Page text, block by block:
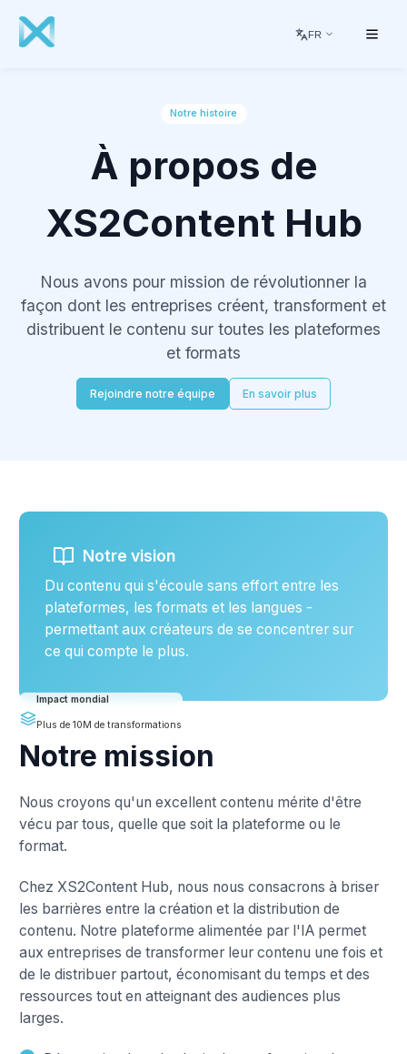
FR
Notre histoire
À propos de
XS2Content Hub
Nous avons pour mission de révolutionner la
façon dont les entreprises créent, transforment et
distribuent le contenu sur toutes les plateformes
et formats
Rejoindre notre équipe En savoir plus
Notre vision
Du contenu qui s'écoule sans effort entre les
plateformes, les formats et les langues -
permettant aux créateurs de se concentrer sur
ce qui compte le plus.
Impact mondial
Plus de 10M de transformations
Notre mission
Nous croyons qu'un excellent contenu mérite d'être
vécu par tous, quelle que soit la plateforme ou le
format.
Chez XS2Content Hub, nous nous consacrons à briser
les barrières entre la création et la distribution de
contenu. Notre plateforme alimentée par l'IA permet
aux entreprises de transformer leur contenu une fois et
de le distribuer partout, économisant du temps et des
ressources tout en atteignant des audiences plus
larges.